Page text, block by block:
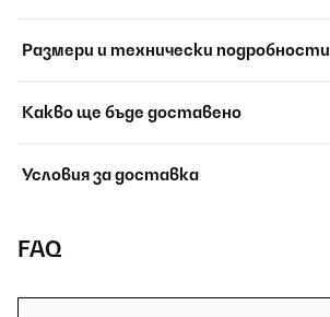
Размери и технически подробности
Какво ще бъде доставено
Условия за доставка
FAQ